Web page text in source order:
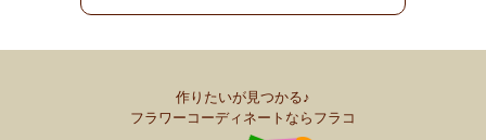
作りたいが見つかる♪
フラワーコーディネートならフラコ